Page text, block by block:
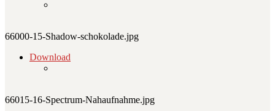
66000-15-Shadow-schokolade.jpg
Download
66015-16-Spectrum-Nahaufnahme.jpg